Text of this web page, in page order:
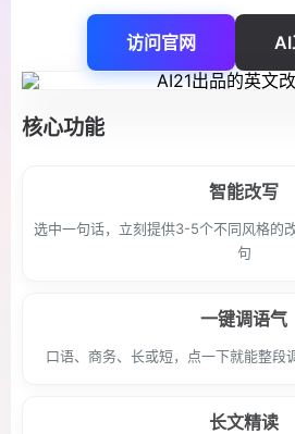
访问官网 AI
核心功能
智能改写
选中一句话，立刻提供3-5个不同风格的
句
一键调语气
口语、商务、长或短，点一下就能整段
长文精读